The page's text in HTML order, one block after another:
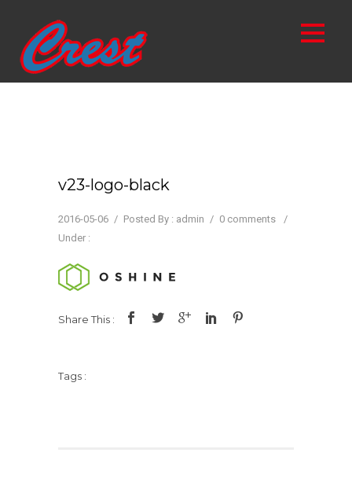
v23-logo-black
2016-05-06 / Posted By : admin / 0 comments
/
Under :
Share This :
Tags :